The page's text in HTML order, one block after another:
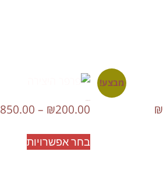
מבצע!
₪
₪200.00
–
850.00
בחר אפשרויות